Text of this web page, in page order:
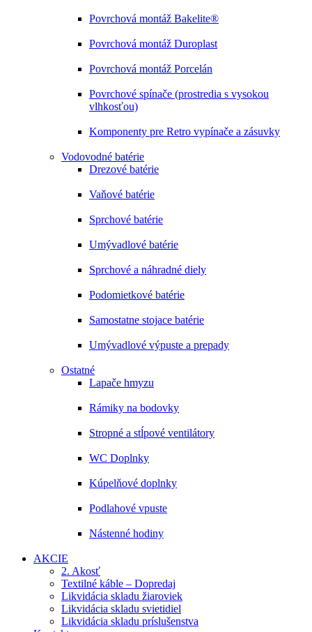
Povrchová montáž Bakelite®
Povrchová montáž Duroplast
Povrchová montáž Porcelán
Povrchové spínače (prostredia s vysokou
vlhkosťou)
Komponenty pre Retro vypínače a zásuvky
Vodovodné batérie
Drezové batérie
Vaňové batérie
Sprchové batérie
Umývadlové batérie
Sprchové a náhradné diely
Podomietkové batérie
Samostatne stojace batérie
Umývadlové výpuste a prepady
Ostatné
Lapače hmyzu
Rámiky na bodovky
Stropné a stĺpové ventilátory
WC Doplnky
Kúpelňové doplnky
Podlahové vpuste
Nástenné hodiny
AKCIE
2. Akosť
Textilné káble – Dopredaj
Likvidácia skladu žiaroviek
Likvidácia skladu svietidiel
Likvidácia skladu príslušenstva